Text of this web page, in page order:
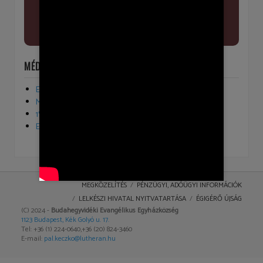
MÉDIA
Egyházfenntartói járulék
Melletted vagyunk
1% - lélekkel, ismerettel
Evangélikusok vagyunk
MEGKÖZELÍTÉS
PÉNZÜGYI, ADÓÜGYI INFORMÁCIÓK
LELKÉSZI HIVATAL NYITVATARTÁSA
ÉGIGÉRŐ ÚJSÁG
(C) 2024 - Budahegyvidéki Evangélikus Egyházközség
1123 Budapest, Kék Golyó u. 17.
Tel: +36 (1) 224-0640,+36 (20) 824-3460
E-mail: pal.keczko@lutheran.hu